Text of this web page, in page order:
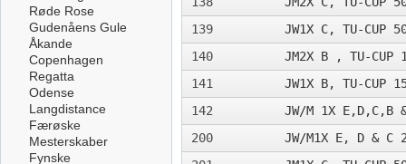
Røde Rose
Gudenåens Gule
Åkande
Copenhagen
Regatta
Odense
Langdistance
Færøske
Mesterskaber
Fynske
139
JW1X C, TU-CUP
140
JM2X B , TU-CUP
141
JW1X B, TU-CUP
142
JW/M 1X E,D,C,B
200
JW/M1X E, D &